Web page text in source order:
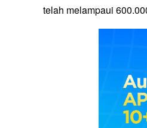
telah melampaui